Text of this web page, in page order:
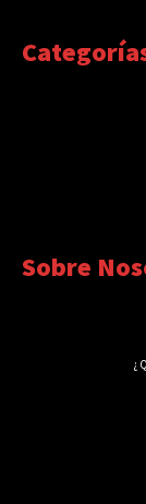
Sobre